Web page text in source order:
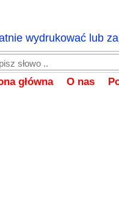
wydrukować lub
główna O nas